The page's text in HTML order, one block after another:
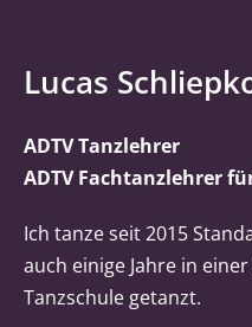
Lucas
ADTV Tanzlehrer
ADTV Fachtanzlehrer
Ich tanze seit 2015
auch einige Jahre in
Tanzschule getanzt.